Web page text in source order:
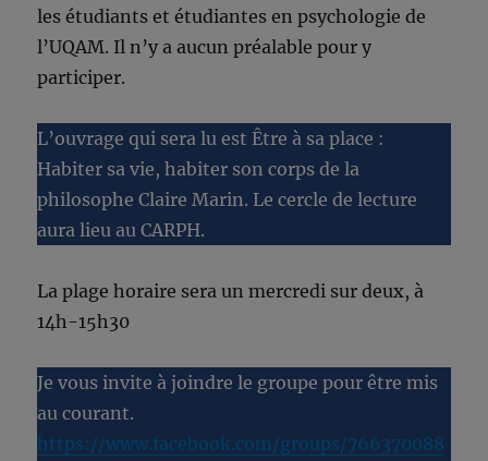
les étudiants et étudiantes en psychologie de
l’UQAM. Il n’ya aucun préalable pour y
participer.
L’ouvrage qui sera lu est Être à sa place :
Habiter sa vie, habiter son corps de la
philosophe Claire Marin. Le cercle de lecture
aura lieu au CARPH.
La plage horaire sera un mercredi sur deux, à
14h-15h30
Je vous invite à joindre le groupe pour être mis
au courant.
https://www.facebook.com/groups/766370088